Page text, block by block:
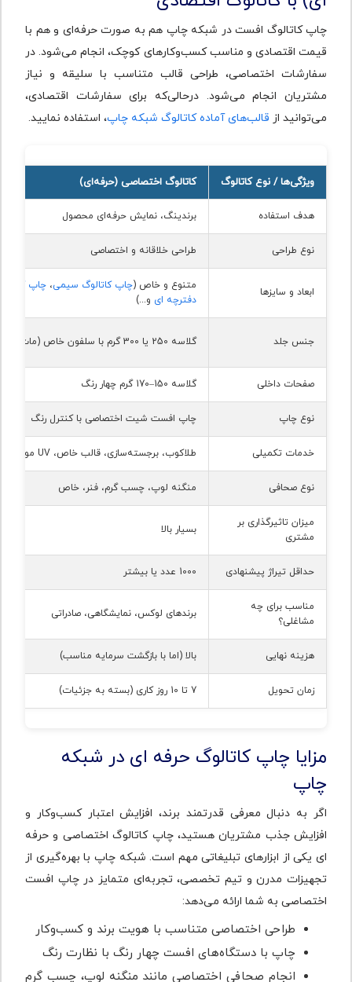
چاپ کاتالوگ افست در شبکه چاپ هم به صورت حرفه‌ای و هم با
قیمت اقتصادی و مناسب کسب‌وکارهای کوچک، انجام می‌شود. در
سفارشات اختصاصی، طراحی قالب متناسب با سلیقه و نیاز
مشتریان انجام می‌شود. درحالی‌که برای سفارشات اقتصادی،
می‌توانید از قالب‌های آماده کاتالوگ شبکه چاپ، استفاده نمایید.
ویژگی‌ها / نوع کاتالوگ کاتالوگ اختصاصی (حرفه‌ای)
هدف استفاده برندینگ، نمایش حرفه‌ای محصول
نوع طراحی طراحی خلاقانه و اختصاصی
ابعاد و سایزها
متنوع و خاص (چاپ کاتالوگ سیمی، چاپ
دفترچه ای و...)
جنس جلد گلاسه 250 یا 300 گرم با سلفون خاص (مات یا براق)
صفحات داخلی گلاسه 150–170 گرم چهار رنگ
نوع چاپ چاپ افست شیت اختصاصی با کنترل رنگ
خدمات تکمیلی طلاکوب، برجسته‌سازی، قالب خاص، UV موضعی
نوع صحافی منگنه لوپ، چسب گرم، فنر، خاص
میزان تاثیرگذاری بر
مشتری
بسیار بالا
حداقل تیراژ پیشنهادی 1000 عدد یا بیشتر
مناسب برای چه
مشاغلی؟
برندهای لوکس، نمایشگاهی، صادراتی
هزینه نهایی بالا (اما با بازگشت سرمایه مناسب)
زمان تحویل 7 تا 10 روز کاری (بسته به جزئیات)
مزایا چاپ کاتالوگ حرفه ای در شبکه
چاپ
اگر به دنبال معرفی قدرتمند برند، افزایش اعتبار کسب‌وکار و
افزایش جذب مشتریان هستید، چاپ کاتالوگ اختصاصی و حرفه
ای یکی از ابزارهای تبلیغاتی مهم است. شبکه چاپ با بهره‌گیری از
تجهیزات مدرن و تیم تخصصی، تجربه‌ای متمایز در چاپ افست
اختصاصی به شما ارائه می‌دهد:
طراحی اختصاصی متناسب با هویت برند و کسب‌وکار
چاپ با دستگاه‌های افست چهار رنگ با نظارت رنگ
انجام صحافی اختصاصی مانند منگنه لوپ، چسب گرم